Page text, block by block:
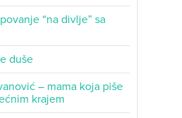
“na divlje” sa
duše
– mama koja piše
krajem